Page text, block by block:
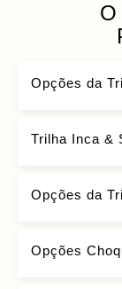
O
Opções da
Trilha Inca &
Opções da
Opções